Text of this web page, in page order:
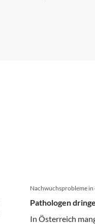
Nachwuchsprobleme
Pathologen
In Österreich